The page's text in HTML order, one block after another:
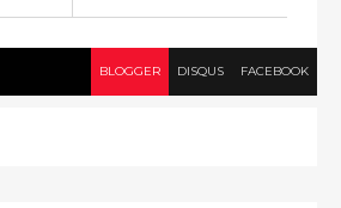
BLOGGER DISQUS FACEBOOK